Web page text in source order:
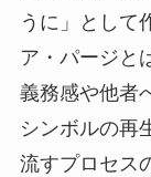
うに」として
ア・パージと
義務感や他者
シンボルの再
流すプロセス